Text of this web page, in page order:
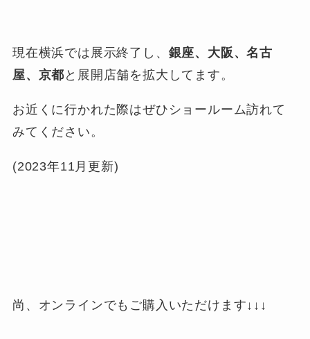
現在横浜では展示終了し、 銀座、大阪、名古
屋、京都 と展開店舗を拡大してます。
お近くに行かれた際はぜひショールーム訪れて
みてください。
(2023年11月更新)
尚、オンラインでもご購入いただけます↓↓↓